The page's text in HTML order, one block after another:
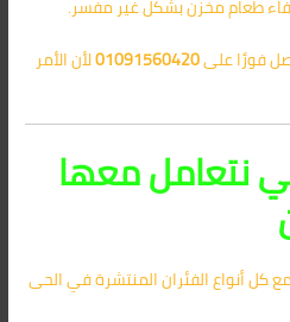
طعام مخزن بشكل غير مفسر.
فورًا على01091560420لأن الأمر
نتعامل معها
كل أنواع الفئران المنتشرة في الحى